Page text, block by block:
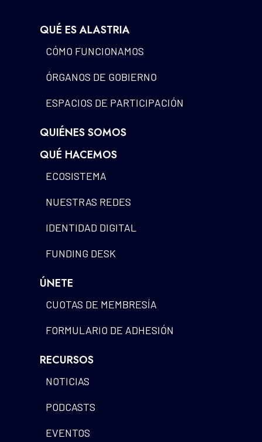
QUÉ ES ALASTRIA
CÓMO FUNCIONAMOS
ÓRGANOS DE GOBIERNO
ESPACIOS DE PARTICIPACIÓN
QUIÉNES SOMOS
QUÉ HACEMOS
ECOSISTEMA
NUESTRAS REDES
IDENTIDAD DIGITAL
FUNDING DESK
ÚNETE
CUOTAS DE MEMBRESÍA
FORMULARIO DE ADHESIÓN
RECURSOS
NOTICIAS
PODCASTS
EVENTOS